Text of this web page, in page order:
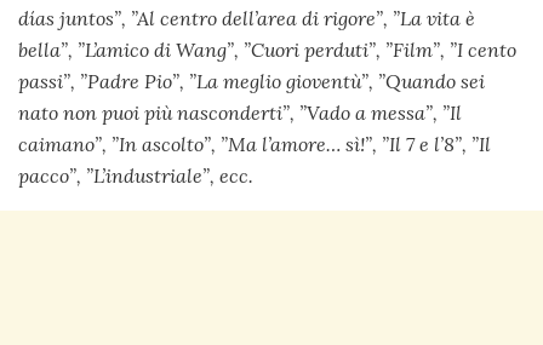
días juntos”, ”Al centro dell’area di rigore”, ”La vita è
bella”, ”L’amico di Wang”, ”Cuori perduti”, ”Film”, ”I cento
passi”, ”Padre Pio”, ”La meglio gioventù”, ”Quando sei
nato non puoi più nasconderti”, ”Vado a messa”, ”Il
caimano”, ”In ascolto”, ”Ma l’amore… sì!”, ”Il 7 e l’8”, ”Il
pacco”, ”L’industriale”, ecc.